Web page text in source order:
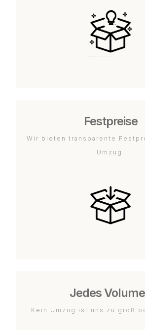
Festpreise
Wir bieten transparente
Umzug.
Jedes
Kein Umzug ist uns zu groß